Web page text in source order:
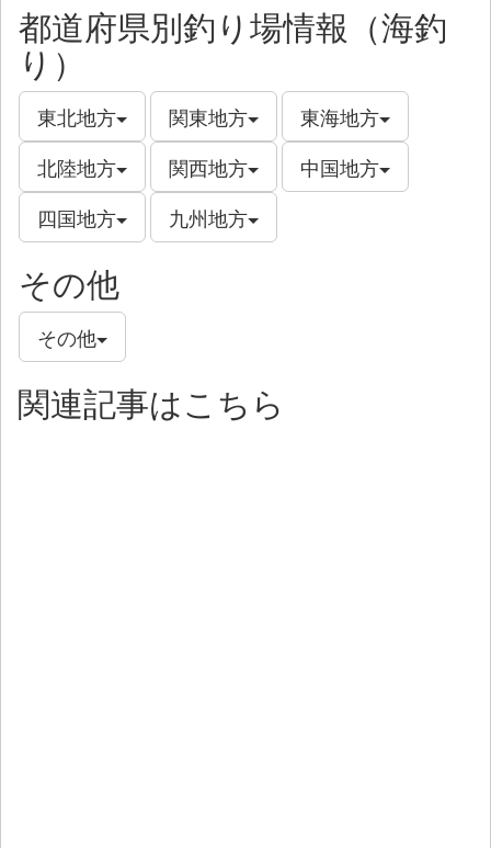
都道府県別釣り場情報（海釣
り）
東北地方 関東地方
東海地方
北陸地方
関西地方
中国地方
四国地方
九州地方
その他
その他
関連記事はこちら